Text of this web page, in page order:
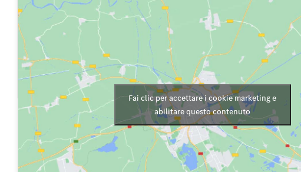
Fai clic per accettare i cookie marketing e
abilitare questo contenuto
Via Tuderte, 480, Narni Scalo (TR)
Apri su Google Maps Altri veicoli di